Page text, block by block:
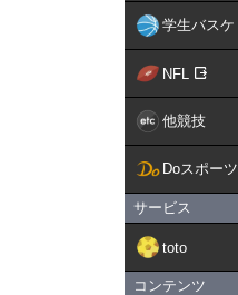
学生バスケ
NFL
他競技
Doスポーツ
サービス
toto
コンテンツ